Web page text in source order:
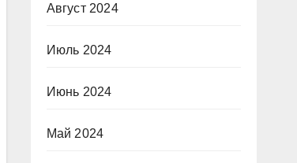
Август 2024
Июль 2024
Июнь 2024
Май 2024